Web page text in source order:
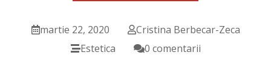
martie 22, 2020
Cristina Berbecar-Zeca
Estetica
0 comentarii